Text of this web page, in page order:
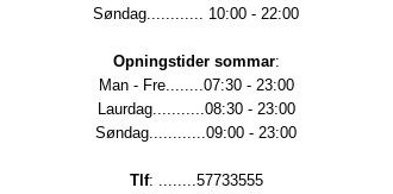
Søndag............ 10:00 - 22:00
Opningstider sommar:
Man - Fre........07:30 - 23:00
Laurdag...........08:30 - 23:00
Søndag............09:00 - 23:00
Tlf: ........57733555